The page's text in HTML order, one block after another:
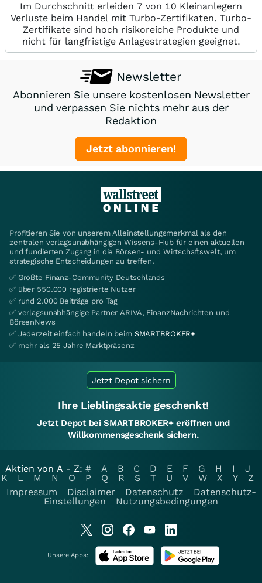
Im Durchschnitt erleiden 7 von 10 Kleinanlegern
Verluste beim Handel mit Turbo-Zertifikaten. Turbo-
Zertifikate sind hoch risikoreiche Produkte und
nicht für langfristige Anlagestrategien geeignet.
Newsletter
Abonnieren Sie unsere kostenlosen Newsletter
und verpassen Sie nichts mehr aus der
Redaktion
Jetzt abonnieren!
Profitieren Sie von unserem Alleinstellungsmerkmal als den
zentralen verlagsunabhängigen Wissens-Hub für einen aktuellen
und fundierten Zugang in die Börsen- und Wirtschaftswelt, um
strategische Entscheidungen zu treffen.
✅ Größte Finanz-Community Deutschlands
✅ über 550.000 registrierte Nutzer
✅ rund 2.000 Beiträge pro Tag
✅ verlagsunabhängige Partner ARIVA, FinanzNachrichten und
BörsenNews
✅ Jederzeit einfach handeln beim SMARTBROKER+
✅ mehr als 25 Jahre Marktpräsenz
Jetzt Depot sichern
Ihre Lieblingsaktie geschenkt!
Jetzt Depot bei SMARTBROKER+ eröffnen und
Willkommensgeschenk sichern.
Aktien von A - Z: # A B C D E F G H I
J
K
L M N O P Q R S T U V W X Y
Z
Impressum
Disclaimer Datenschutz
Datenschutz-
Einstellungen
Nutzungsbedingungen
Unsere Apps: